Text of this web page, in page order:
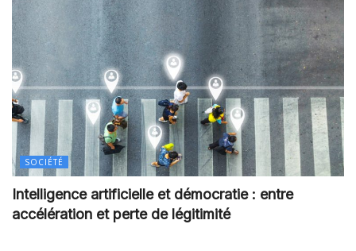
SOCIÉTÉ
Intelligence artificielle et démocratie : entre
accélération et perte de légitimité